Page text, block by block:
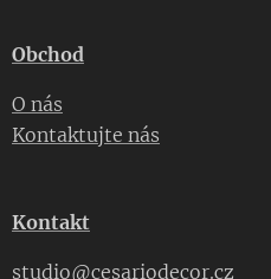
Obchod
O nás
Kontaktujte nás
Kontakt
studio@cesariodecor.cz